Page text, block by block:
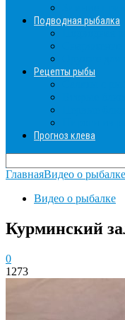
Подводная рыбалка
Рецепты рыбы
Прогноз клева
ГлавнаяВидео о рыбалке
Видео о рыбалке
Курминский
0
1273